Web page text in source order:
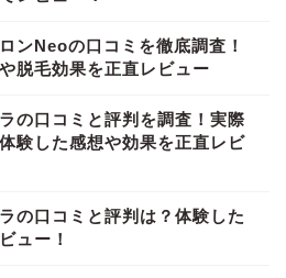
ンNeoの口コミを徹底調査！
脱毛効果を正直レビュー
の口コミと評判を調査！実際
験した感想や効果を正直レビ
の口コミと評判は？体験した
ュー！